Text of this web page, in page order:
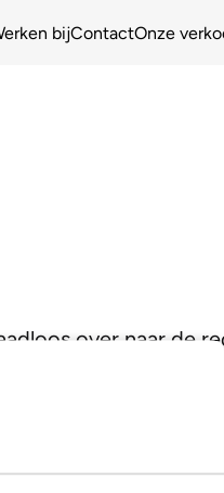
bijContactOnze
over naar de